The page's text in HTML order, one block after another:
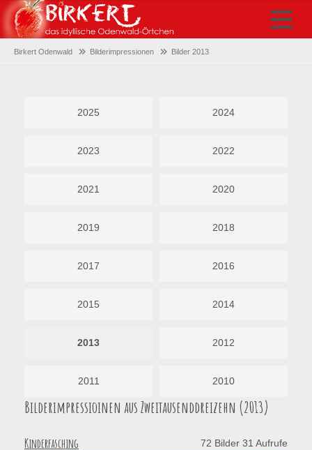
Birkert Odenwald Bilderimpressionen Bilder 2013
2025 2024
2023 2022
2021 2020
2019 2018
2017 2016
2015 2014
2013 2012
2011 2010
Bilderimpressioinen aus Zweitausenddreizehn (2013)
Kinderfasching 72 Bilder 31 Aufrufe